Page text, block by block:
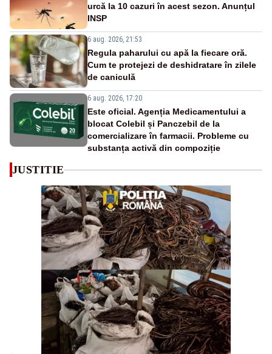
urcă la 10 cazuri în acest sezon. Anunțul
INSP
6 aug. 2026, 21:53
Regula paharului cu apă la fiecare oră.
Cum te protejezi de deshidratare în zilele
de caniculă
6 aug. 2026, 17:20
Este oficial. Agenția Medicamentului a
blocat Colebil și Panczebil de la
comercializare în farmacii. Probleme cu
substanța activă din compoziție
JUSTITIE